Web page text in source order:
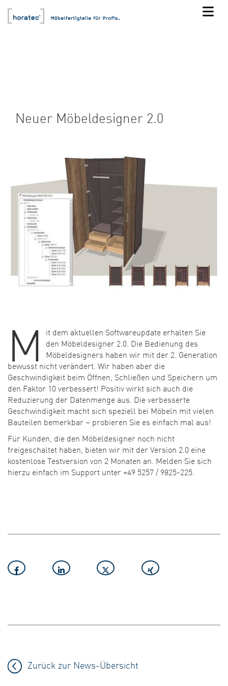
Neuer Möbeldesigner 2.0
M
it dem aktuellen Softwareupdate erhalten Sie
den Möbeldesigner 2.0. Die Bedienung des
Möbeldesigners haben wir mit der 2. Generation
bewusst nicht verändert. Wir haben aber die
Geschwindigkeit beim Öffnen, Schließen und Speichern um
den Faktor 10 verbessert! Positiv wirkt sich auch die
Reduzierung der Datenmenge aus. Die verbesserte
Geschwindigkeit macht sich speziell bei Möbeln mit vielen
Bauteilen bemerkbar – probieren Sie es einfach mal aus!
Für Kunden, die den Möbeldesigner noch nicht
freigeschaltet haben, bieten wir mit der Version 2.0 eine
kostenlose Testversion von 2 Monaten an. Melden Sie sich
hierzu einfach im Support unter +49 5257 / 9825-225.
Zurück zur News-Übersicht